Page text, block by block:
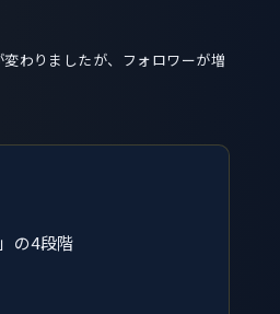
わりましたが、フォロワーが増
の4段階